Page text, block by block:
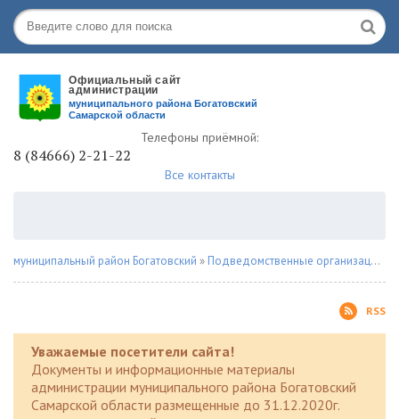
Телефоны приёмной:
8 (84666) 2-21-22
Все контакты
муниципальный район Богатовский » Подведомственные организации
RSS
Уважаемые посетители сайта!
Документы и информационные материалы
администрации муниципального района Богатовский
Самарской области размещенные до 31.12.2020г.